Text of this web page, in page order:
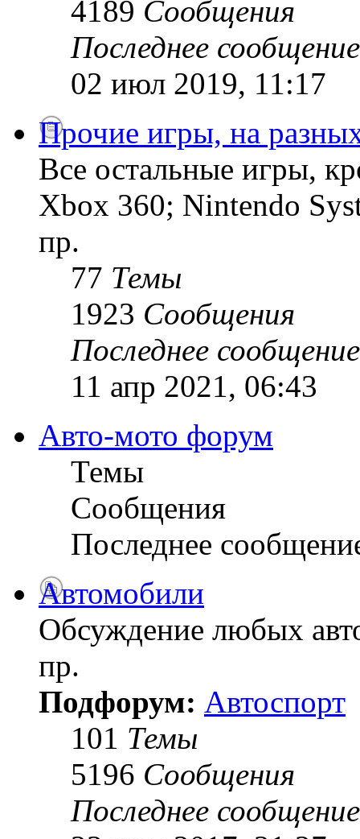
4189 Сообщения
Последнее сообщение
02 июл 2019, 11:17
Прочие игры, на
Все остальные игры,
Xbox 360; Nintendo
пр.
77 Темы
1923 Сообщения
Последнее сообщение
11 апр 2021, 06:43
Авто-мото форум
Темы
Сообщения
Последнее
Автомобили
Обсуждение любых
пр.
Подфорум: Автоспорт
101 Темы
5196 Сообщения
Последнее сообщение